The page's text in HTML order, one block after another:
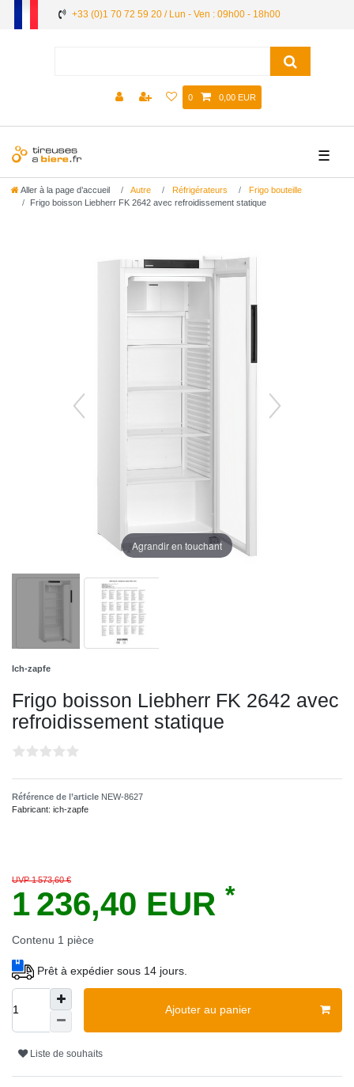
+33 (0)1 70 72 59 20 / Lun - Ven : 09h00 - 18h00
0 0,00 EUR
☰
Aller à la page d’accueil Autre Réfrigérateurs
Frigo bouteille
Frigo boisson Liebherr FK 2642 avec refroidissement statique
Agrandir en touchant
Ich-zapfe
Frigo boisson Liebherr FK 2642 avec
refroidissement statique
Référence de l’article NEW-8627
Fabricant: ich-zapfe
UVP 1 573,60 €
1 236,40 EUR *
Contenu 1 pièce
Prêt à expédier sous 14 jours.
Ajouter au panier
Liste de souhaits